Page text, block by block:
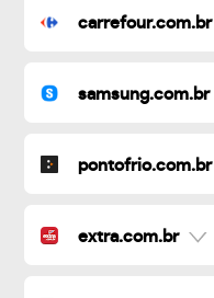
carrefour.com.br
samsung.com.br
pontofrio.com.br
extra.com.br